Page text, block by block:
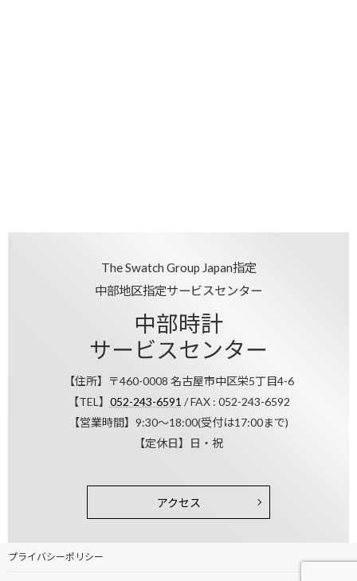
The Swatch Group Japan指定
中部地区指定サービスセンター
中部時計
サービスセンター
【住所】〒460-0008 名古屋市中区栄5丁目4-6
【TEL】 052-243-6591 / FAX : 052-243-6592
【営業時間】9:30～18:00(受付は17:00まで)
【定休日】日・祝
アクセス
プライバシーポリシー